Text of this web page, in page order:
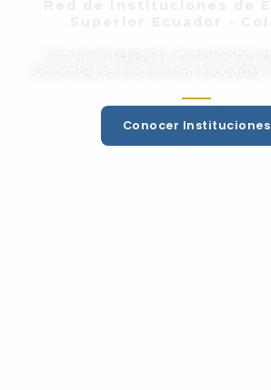
Conocer Instituciones